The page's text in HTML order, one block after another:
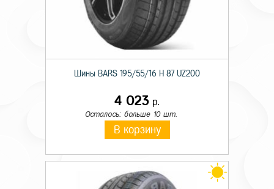
Шины BARS 195/55/16 H 87 UZ200
4 023 р.
Осталось: больше 10 шт.
В корзину